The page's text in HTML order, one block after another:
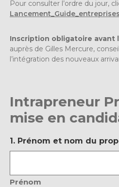
Pour consulter l’ordre du jour,
Inscription obligatoire avant
auprès de Gilles Mercure,
l’intégration des nouveaux
Intrapreneur
mise en
1. Prénom et nom du
Prénom